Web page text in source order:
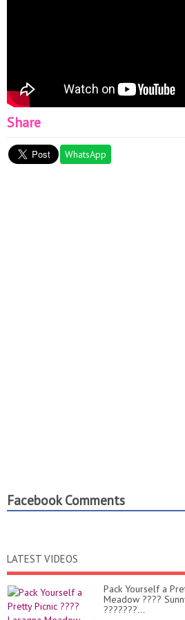
Share
WhatsApp
Facebook Comments
LATEST VIDEOS
Pack Yourself a
Meadow ????
???????...